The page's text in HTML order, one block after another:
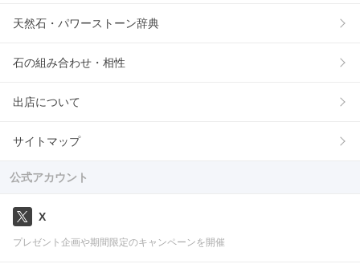
天然石・パワーストーン辞典
石の組み合わせ・相性
出店について
サイトマップ
公式アカウント
X
プレゼント企画や期間限定のキャンペーンを開催